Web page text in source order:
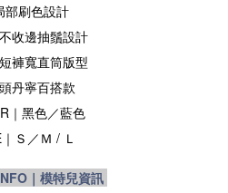
部刷色設計
收邊抽鬚設計
褲寬直筒版型
丹寧百搭款
｜黑色／藍色
｜ Ｓ／Ｍ / Ｌ
｜模特兒資訊